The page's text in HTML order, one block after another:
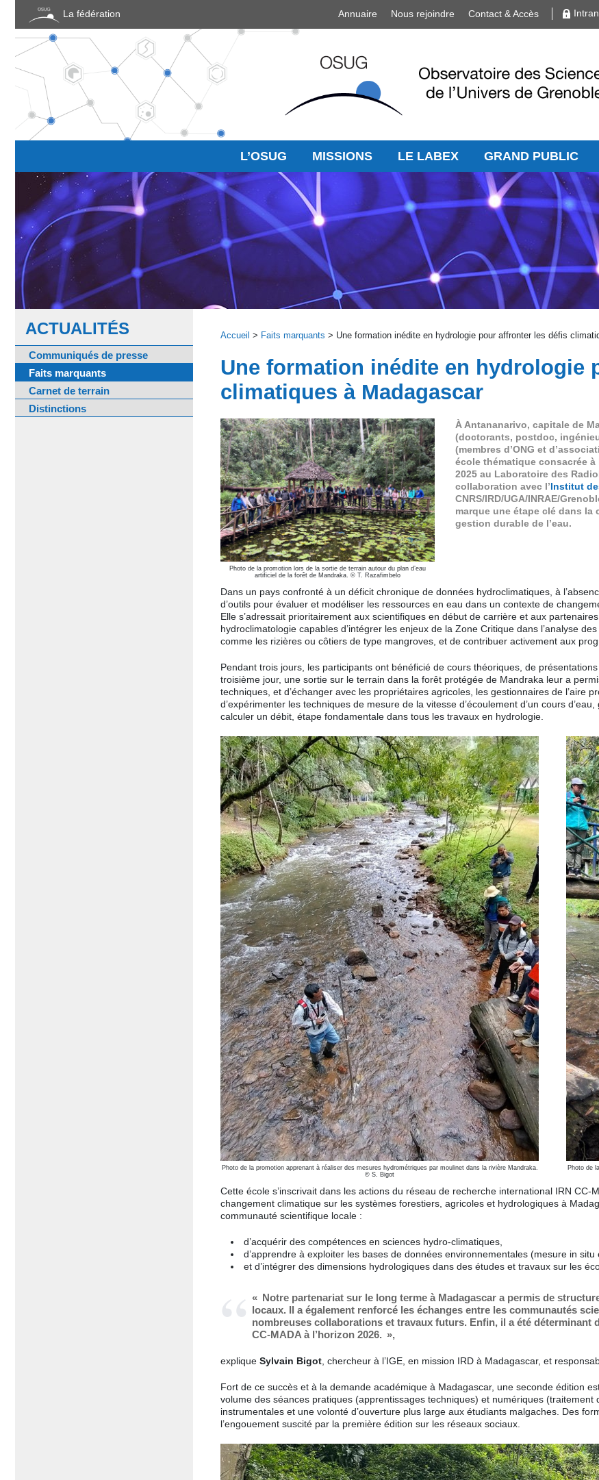
La fédération Annuaire Nous rejoindre Contact & Accès
L’OSUG MISSIONS LE LABEX GRAND PUBLIC
ACTUALITÉS
Communiqués de presse
Faits marquants
Carnet de terrain
Distinctions
Accueil > Faits marquants > Une formation inédite en hydrologie pour affronter les défis
Une formation inédite en hydrologie
climatiques à Madagascar
Photo de la promotion lors de la sortie de terrain autour du plan d’eau
artificiel de la forêt de Mandraka. © T. Razafimbelo
À Antananarivo, capitale de
(doctorants, postdoc,
(membres d’ONG et
école thématique consacrée
2025 au Laboratoire des
collaboration avec l’Institut
CNRS/IRD/UGA/INRAE/
marque une étape clé dans
gestion durable de l’eau.
Dans un pays confronté à un déficit chronique de données hydroclimatiques, à
d’outils pour évaluer et modéliser les ressources en eau dans un contexte de
Elle s’adressait prioritairement aux scientifiques en début de carrière et aux
hydroclimatologie capables d’intégrer les enjeux de la Zone Critique dans l’analyse
comme les rizières ou côtiers de type mangroves, et de contribuer activement aux
Pendant trois jours, les participants ont bénéficié de cours théoriques, de
troisième jour, une sortie sur le terrain dans la forêt protégée de Mandraka leur a
techniques, et d’échanger avec les propriétaires agricoles, les gestionnaires de l’aire
d’expérimenter les techniques de mesure de la vitesse d’écoulement d’un cours
calculer un débit, étape fondamentale dans tous les travaux en hydrologie.
Photo de la promotion apprenant à réaliser des mesures hydrométriques par moulinet dans la rivière Mandraka.
© S. Bigot
Photo de
Cette école s’inscrivait dans les actions du réseau de recherche international IRN CC-
changement climatique sur les systèmes forestiers, agricoles et hydrologiques à
communauté scientifique locale :
d’acquérir des compétences en sciences hydro-climatiques,
d’apprendre à exploiter les bases de données environnementales (mesure in
et d’intégrer des dimensions hydrologiques dans des études et travaux sur les
« Notre partenariat sur le long terme à Madagascar a permis de
locaux. Il a également renforcé les échanges entre les communautés
nombreuses collaborations et travaux futurs. Enfin, il a été déterminant
CC-MADA à l’horizon 2026. »,
explique Sylvain Bigot, chercheur à l’IGE, en mission IRD à Madagascar, et
Fort de ce succès et à la demande académique à Madagascar, une seconde édition
volume des séances pratiques (apprentissages techniques) et numériques
instrumentales et une volonté d’ouverture plus large aux étudiants malgaches. Des
l’engouement suscité par la première édition sur les réseaux sociaux.
Panneau de gestion des cookies